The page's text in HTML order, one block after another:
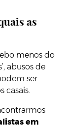
as
menos do
abusos de
ser
casais.
em